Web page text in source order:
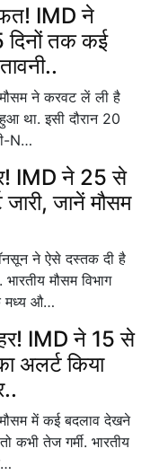
IMD ने
तक कई
ने करवट लें ली है
था. इसी दौरान 20
N…
IMD ने 25 से
जानें मौसम
ने ऐसे दस्तक दी है
मौसम विभाग
मध्य औ…
IMD ने 15 से
अलर्ट किया
में कई बदलाव देखने
कभी तेज गर्मी. भारतीय